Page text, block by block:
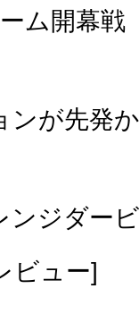
ム開幕戦
ンが先発か
ンジダー
ビュー]